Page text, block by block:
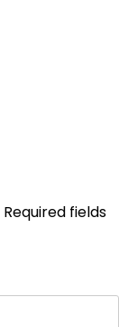
Required fields